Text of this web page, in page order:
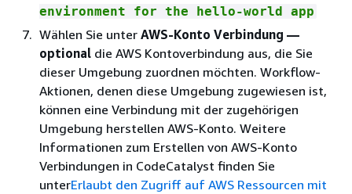
environment for the hello-world app
Wählen Sie unter AWS-Konto Verbindung —
optional die AWS Kontoverbindung aus, die Sie
dieser Umgebung zuordnen möchten. Workflow-
Aktionen, denen diese Umgebung zugewiesen ist,
können eine Verbindung mit der zugehörigen
Umgebung herstellen AWS-Konto. Weitere
Informationen zum Erstellen von AWS-Konto
Verbindungen in CodeCatalyst finden Sie
unterErlaubt den Zugriff auf AWS Ressourcen mit